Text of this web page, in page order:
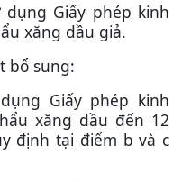
dụng Giấy phép kinh
xăng dầu giả.
bổ sung:
Giấy phép kinh
xăng dầu đến 12
định tại điểm b và c